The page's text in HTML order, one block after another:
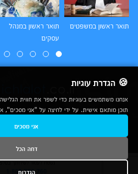
תואר ראשון במשפטים
תואר ראשון במנהל
עסקים
© כל הזכויות שמורות לחברת נרד אונליין בע"מ | מכללות|
נשמח לעמוד לשירותך
1-800-780-760
🍪 הגדרת עוגיות
אנחנו משתמשים בעוגיות כדי לשפר את חווית
תוכן מותאם אישית. על ידי לחיצה על "אני מסכים",
אני מסכים
דחה הכל
הגדרות